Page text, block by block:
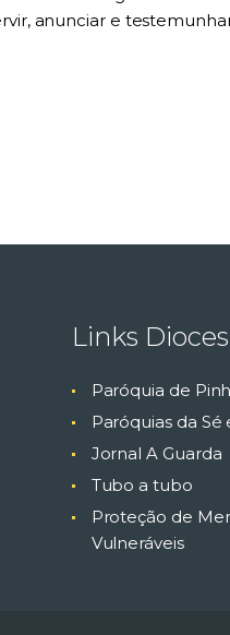
anunciar e
Links
Paróquia de
Paróquias da Sé
Jornal A Guarda
Tubo a tubo
Proteção de
Vulneráveis